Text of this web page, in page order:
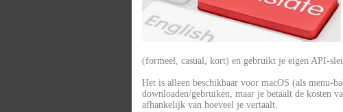
(formeel, casual, kort) en gebruikt je eigen API-
Het is alleen beschikbaar voor macOS (als menu-
downloaden/gebruiken, maar je betaalt de kosten
afhankelijk van hoeveel je vertaalt.